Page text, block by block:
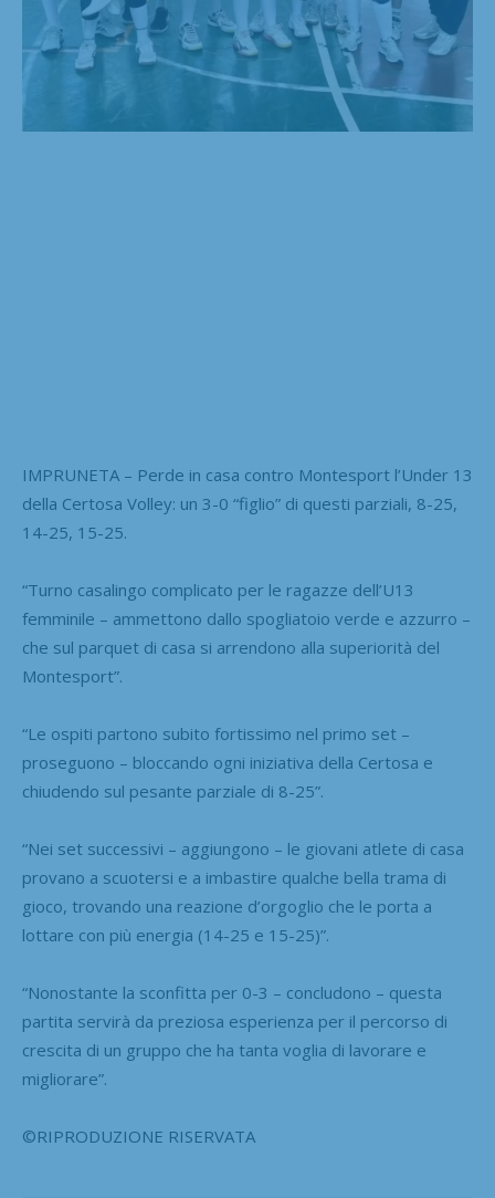
IMPRUNETA – Perde in casa contro Montesport l’Under 13
della Certosa Volley: un 3-0 “figlio” di questi parziali, 8-25,
14-25, 15-25.
“Turno casalingo complicato per le ragazze dell’U13
femminile – ammettono dallo spogliatoio verde e azzurro –
che sul parquet di casa si arrendono alla superiorità del
Montesport”.
“Le ospiti partono subito fortissimo nel primo set –
proseguono – bloccando ogni iniziativa della Certosa e
chiudendo sul pesante parziale di 8-25”.
“Nei set successivi – aggiungono – le giovani atlete di casa
provano a scuotersi e a imbastire qualche bella trama di
gioco, trovando una reazione d’orgoglio che le porta a
lottare con più energia (14-25 e 15-25)”.
“Nonostante la sconfitta per 0-3 – concludono – questa
partita servirà da preziosa esperienza per il percorso di
crescita di un gruppo che ha tanta voglia di lavorare e
migliorare”.
©RIPRODUZIONE RISERVATA